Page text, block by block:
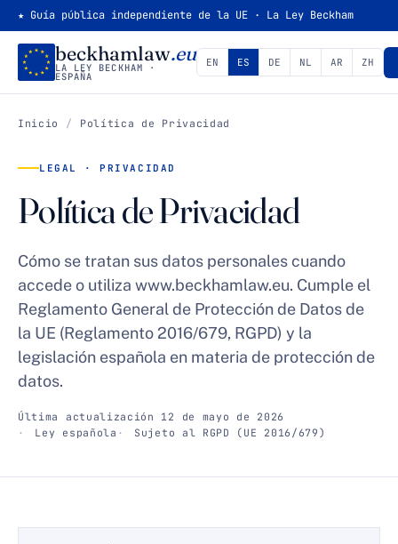
★ Guía pública independiente de la UE · La Ley Beckham
beckhamlaw.eu
LA LEY BECKHAM ·
ESPAÑA
EN ES DE NL AR ZH
Inicio / Política de Privacidad
LEGAL · PRIVACIDAD
Política de Privacidad
Cómo se tratan sus datos personales cuando
accede o utiliza www.beckhamlaw.eu. Cumple el
Reglamento General de Protección de Datos de
la UE (Reglamento 2016/679, RGPD) y la
legislación española en materia de protección de
datos.
Última actualización 12 de mayo de 2026
Ley española
Sujeto al RGPD (UE 2016/679)